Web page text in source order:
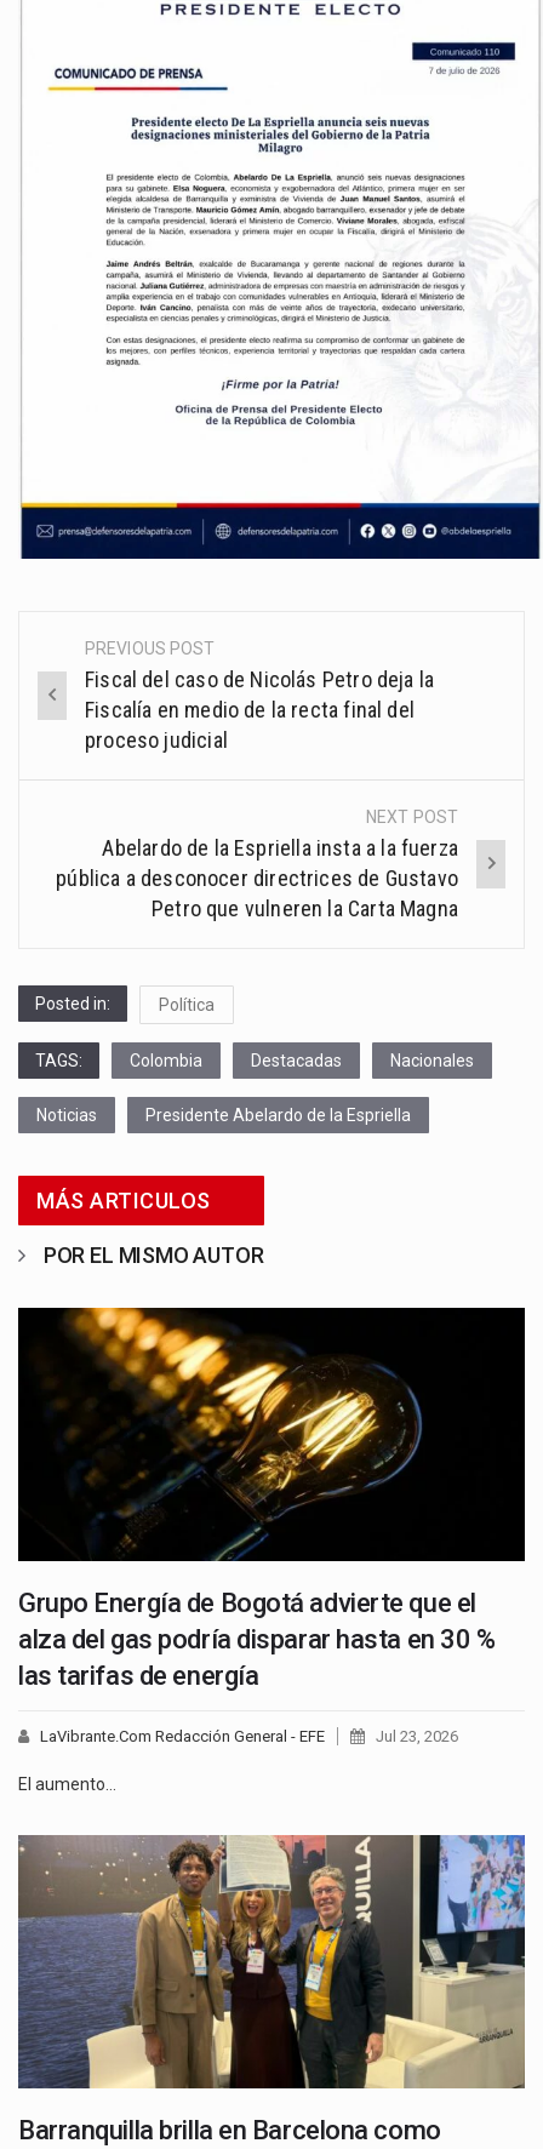
Post
navigation
PREVIOUS POST
Fiscal del caso de Nicolás Petro deja la
Fiscalía en medio de la recta final del
proceso judicial
NEXT POST
Abelardo de la Espriella insta a la fuerza
pública a desconocer directrices de Gustavo
Petro que vulneren la Carta Magna
Posted in: Política
TAGS: Colombia Destacadas Nacionales
Noticias Presidente Abelardo de la Espriella
MÁS ARTICULOS
POR EL MISMO AUTOR
Grupo Energía de Bogotá advierte que el
alza del gas podría disparar hasta en 30 %
las tarifas de energía
LaVibrante.Com Redacción General - EFE Jul 23, 2026
El aumento…
Barranquilla brilla en Barcelona como